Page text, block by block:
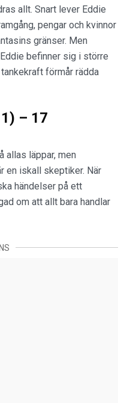
allt. Snart lever Eddie
pengar och kvinnor
gränser. Men
befinner sig i större
förmår rädda
– 17
allas läppar, men
en iskall skeptiker. När
händelser på ett
om att allt bara handlar